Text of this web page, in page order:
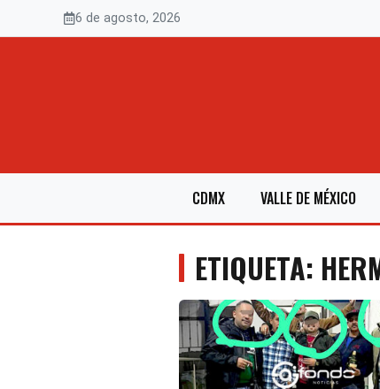
6 de agosto, 2026
CDMX VALLE DE MÉXICO
ETIQUETA: